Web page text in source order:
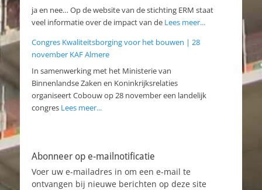
ja en nee… Op de website van de stichting ERM staat
veel informatie over de impact van de Lees meer...
Congres Kwaliteitsborging voor het bouwen | 28
november KAF Almere
In samenwerking met het Ministerie van
Binnenlandse Zaken en Koninkrijksrelaties
organiseert Cobouw op 28 november een landelijk
congres Lees meer...
Abonneer op e-mailnotificatie
Voer uw e-mailadres in om een e-mail te
ontvangen bij nieuwe berichten op deze site